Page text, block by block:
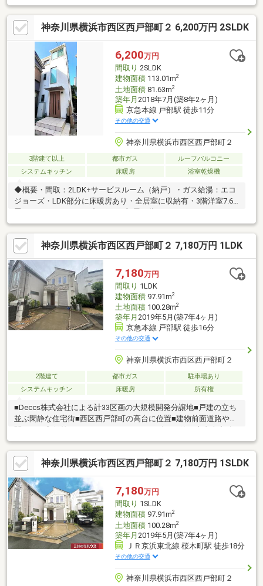
キッチン水栓・ウォシュレット交換、玄関宅配ボックス設置 他
【2022年1月】キッチンガス台交換【2024年1月】レンジフード交
換▼周辺環境・Fuji伊勢町店 徒歩2分(約150m)※本物件は既定の建
ぺい率、容積率をオーバーしており、再建築にあたり同規模の建
築物は建築不可。■ ご希望の住まい探しをお手伝いします
━━━━━・・・物件の詳細・ご相談はお気軽にお問い合わせく
ださい。
神奈川県横浜市西区西戸部町２ 6,200万円 2SLDK
6,200万円
間取り 2SLDK
建物面積113.01m2
土地面積81.63m2
築年月 2018年7月(築8年2ヶ月)
京急本線 戸部駅 徒歩11分
その他の交通
神奈川県横浜市西区西戸部町２
3階建て以上 都市ガス
ルーフバルコニー
システムキッチン
床暖房 浴室乾燥機
◆概要・間取：2LDK+サービスルーム（納戸）・ガス給湯：エコ
ジョーズ・LDK部分に床暖房あり・全居室に収納有・3階洋室7.6
（ドア２箇所設置/リフォーム費用は別途負担あり）◆建物仕様・
設備・玄関ドアは非接触キー仕様・玄関からホールまで段差の少
ないタイル仕様・3階（洋室約6.4畳）・ルーフバルコニーからは
ランドマークタワーが望めます・食器洗乾燥機・ビルトイン浄水
器付水栓・浴室換気乾燥機付・3階部分に大型収納スペースあり
（テレワーク部屋にも最適で
神奈川県横浜市西区西戸部町２ 7,180万円 1LDK
7,180万円
間取り 1LDK
建物面積97.91m2
土地面積100.28m2
築年月 2019年5月(築7年4ヶ月)
京急本線 戸部駅 徒歩16分
その他の交通
神奈川県横浜市西区西戸部町２
2階建て 都市ガス
駐車場あり
システムキッチン
床暖房 所有権
■Deccs株式会社による計33区画の大規模開発分譲地■戸建の立ち
並ぶ閑静な住宅街■西区西戸部町の高台に位置■建物前面道路や玄
麗にお住まいされています！・多面採光の明るい1LDK+3Sの間取
り・1620サイズのゆったりとした浴室（浴室TV付！）・屋上大型
バルコニーにはシンク付 ガーデニングやプール等、用途は
様々 富士山やランドマークタワーを一望できます！ ※天候に
よる
神奈川県横浜市西区西戸部町２ 7,180万円 1SLDK
7,180万円
間取り 1SLDK
建物面積97.91m2
土地面積100.28m2
築年月 2019年5月(築7年4ヶ月)
ＪＲ京浜東北線 桜木町駅 徒歩18分
その他の交通
神奈川県横浜市西区西戸部町２